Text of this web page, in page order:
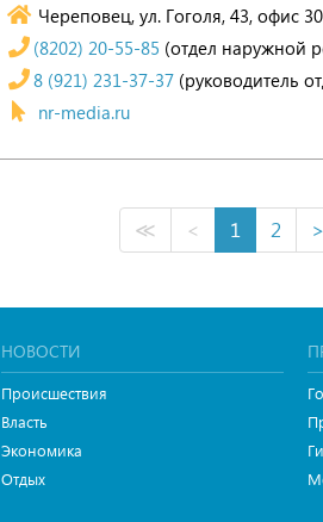
Череповец, ул. Гоголя, 43, офис
(8202) 20-55-85 (отдел наружной
8 (921) 231-37-37 (руководитель
nr-media.ru
≪ < 1 2 >
НОВОСТИ
Происшествия
Власть
Экономика
Отдых